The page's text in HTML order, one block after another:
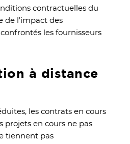
contractuelles du
l’impact des
les fournisseurs
à distance
les contrats en cours
projets en cours ne pas
tiennent pas